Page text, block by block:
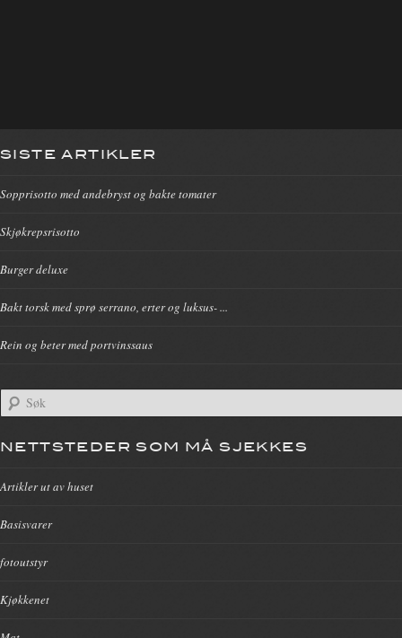
SISTE ARTIKLER
Sopprisotto med andebryst og bakte tomater
Skjøkrepsrisotto
Burger deluxe
Bakt torsk med sprø serrano, erter og luksus- ...
Rein og beter med portvinssaus
NETTSTEDER SOM MÅ SJEKKES
Artikler ut av huset
Basisvarer
fotoutstyr
Kjøkkenet